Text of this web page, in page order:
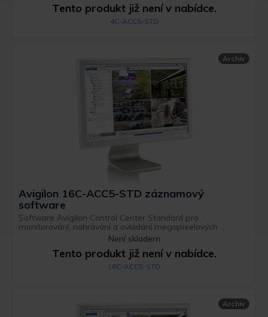
Tento produkt již není v nabídce.
4C-ACC5-STD
Archiv
Avigilon 16C-ACC5-STD záznamový
software
Software Avigilon Control Center Standard pro
monitorování, nahrávání a ovládání megapixelových ...
Není skladem
Tento produkt již není v nabídce.
16C-ACC5-STD
Archiv